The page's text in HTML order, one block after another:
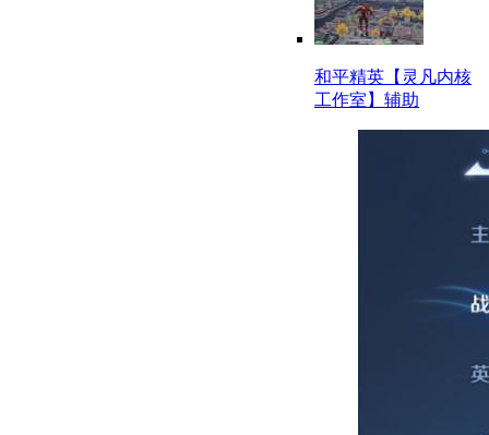
和平精英【灵凡内核
工作室】辅助